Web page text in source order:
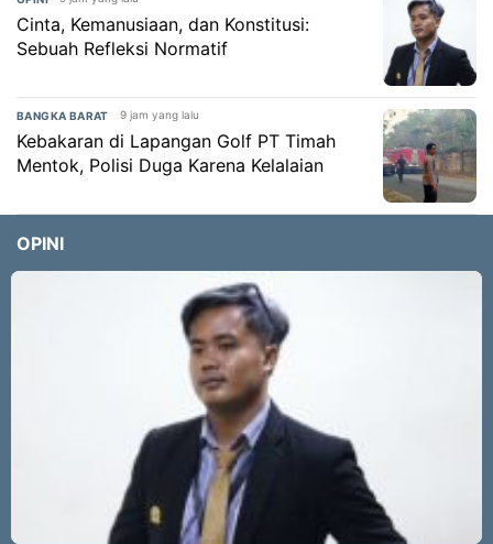
Cinta, Kemanusiaan, dan Konstitusi:
Sebuah Refleksi Normatif
BANGKA BARAT 9 jam yang lalu
Kebakaran di Lapangan Golf PT Timah
Mentok, Polisi Duga Karena Kelalaian
OPINI